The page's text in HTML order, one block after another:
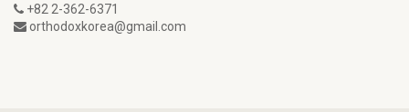
+82 2-362-6371
orthodoxkorea@gmail.com